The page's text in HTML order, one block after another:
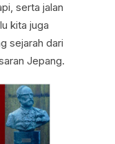
serta jalan
kita juga
sejarah dari
Jepang.